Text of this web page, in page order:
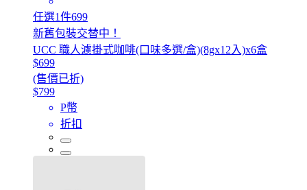
任選1件699
新舊包裝交替中！
UCC 職人濾掛式咖啡(口味多選/盒)(8gx12入)x6盒
$699
(售價已折)
$799
P幣
折扣